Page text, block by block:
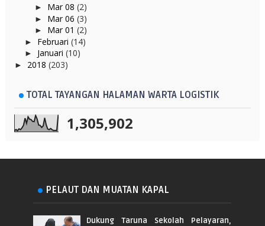
► Mar 08 (2)
► Mar 06 (3)
► Mar 01 (2)
► Februari (14)
► Januari (10)
► 2018 (203)
TOTAL TAYANGAN HALAMAN WARTA LOGISTIK
1,305,902
PELAUT DAN MUATAN KAPAL
Dukung Taruna Sekolah Pelayaran,